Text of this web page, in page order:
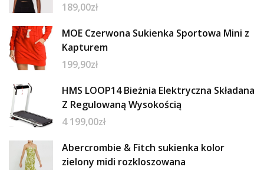
189,00zł
MOE Czerwona Sukienka Sportowa Mini z
Kapturem
199,90zł
HMS LOOP14 Bieżnia Elektryczna Składana
Z Regulowaną Wysokością
4 199,00zł
Abercrombie & Fitch sukienka kolor
zielony midi rozkloszowana